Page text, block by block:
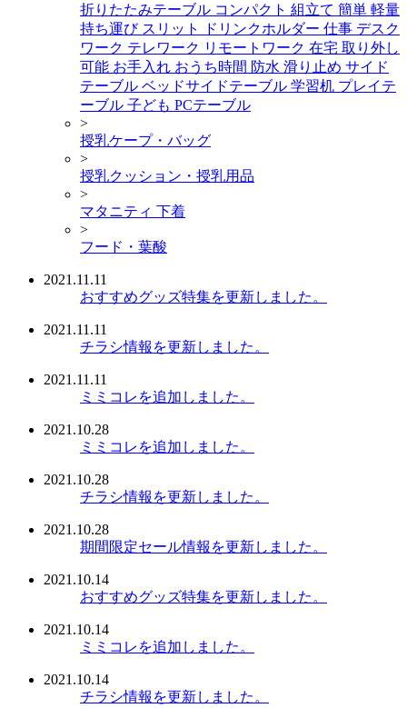
折りたたみテーブル コンパクト 組立て 簡単 軽量
持ち運び スリット ドリンクホルダー 仕事 デスク
ワーク テレワーク リモートワーク 在宅 取り外し
可能 お手入れ おうち時間 防水 滑り止め サイド
テーブル ベッドサイドテーブル 学習机 プレイテ
ーブル 子ども PCテーブル
>
授乳ケープ・バッグ
>
授乳クッション・授乳用品
>
マタニティ 下着
>
フード・葉酸
2021.11.11
おすすめグッズ特集を更新しました。
2021.11.11
チラシ情報を更新しました。
2021.11.11
ミミコレを追加しました。
2021.10.28
ミミコレを追加しました。
2021.10.28
チラシ情報を更新しました。
2021.10.28
期間限定セール情報を更新しました。
2021.10.14
おすすめグッズ特集を更新しました。
2021.10.14
ミミコレを追加しました。
2021.10.14
チラシ情報を更新しました。